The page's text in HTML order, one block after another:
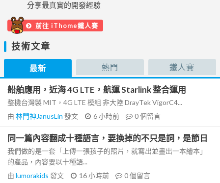
分享最真實的開發經驗
前往 iThome鐵人賽
技術文章
最新 熱門 鐵人賽
船舶應用，近海 4G LTE，航運 Starlink 整合運用
整機台灣製 MIT，4G LTE 模組 非大陸 DrayTek VigorC4...
由 林門神JanusLin 發文 6 小時前 0個留言
同一篇內容翻成十種語言，要換掉的不只是詞，是節日
我們做的是一套「上傳一張孩子的照片，就寫出並畫出一本繪本」
的產品，內容要以十種語...
由 lumorakids 發文 16 小時前 0個留言